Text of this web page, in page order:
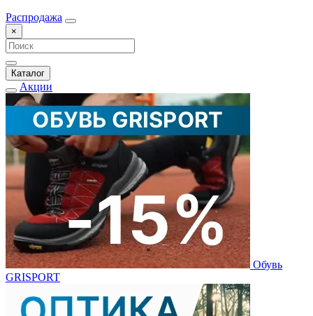
Распродажа
×
Каталог
Акции
Обувь
GRISPORT